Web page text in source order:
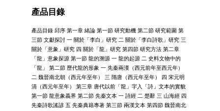
產品目錄
產品目錄 邱序 第一章 緒論 第一節 研究動機 第二節 研究範圍 第
三節 文獻探討 一 關於「李白」研究 二 關於「李白詩歌」研究 三
關於「意象」研究 四 關於「龍」研究 第四節 研究方法 第二章
「龍」意象探源 第一節 龍的溯源 一 龍的起源 二 史料文物中的
「龍」 第二節 歷代龍的形象 一 先秦兩漢（西元前年至西元年）
二 魏晉南北朝（西元年至年） 三 隋唐（西元年至年） 四 宋元明
清（西元年至年） 第三章 唐代以前「龍」字入「詩」文本的實貌
第一節 龍意象義界 第二節 先秦文本 一 詩經 二 楚辭 三 山海經 四
先秦詩歌謠諺 五 先秦典籍專著 第三節 兩漢文本 第四節 魏晉南北